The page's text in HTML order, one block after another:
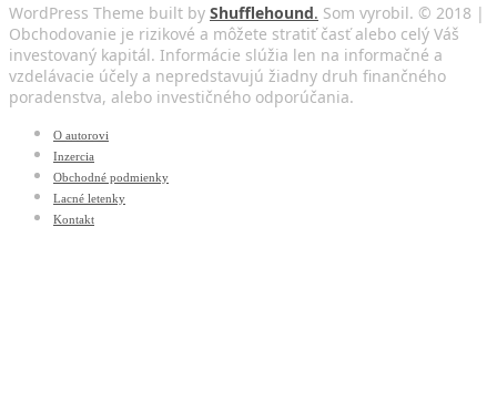
WordPress Theme built by Shufflehound. Som vyrobil. © 2018 |
Obchodovanie je rizikové a môžete stratiť časť alebo celý Váš
investovaný kapitál. Informácie slúžia len na informačné a
vzdelávacie účely a nepredstavujú žiadny druh finančného
poradenstva, alebo investičného odporúčania.
O autorovi
Inzercia
Obchodné podmienky
Lacné letenky
Kontakt